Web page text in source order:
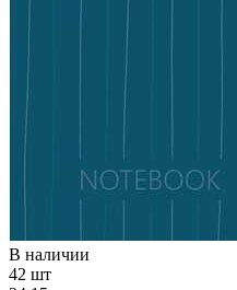
В наличии
42 шт